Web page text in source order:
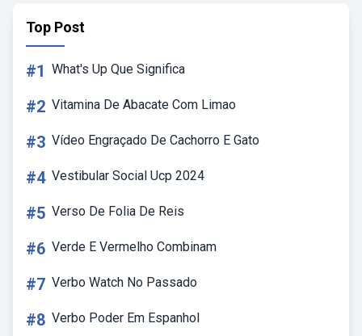
Top Post
#1 What's Up Que Significa
#2 Vitamina De Abacate Com Limao
#3 Vídeo Engraçado De Cachorro E Gato
#4 Vestibular Social Ucp 2024
#5 Verso De Folia De Reis
#6 Verde E Vermelho Combinam
#7 Verbo Watch No Passado
#8 Verbo Poder Em Espanhol